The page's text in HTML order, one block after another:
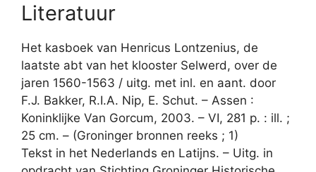
Literatuur
Het kasboek van Henricus Lontzenius, de
laatste abt van het klooster Selwerd, over de
jaren 1560-1563 / uitg. met inl. en aant. door
F.J. Bakker, R.I.A. Nip, E. Schut. – Assen :
Koninklijke Van Gorcum, 2003. – VI, 281 p. : ill. ;
25 cm. – (Groninger bronnen reeks ; 1)
Tekst in het Nederlands en Latijns. – Uitg. in